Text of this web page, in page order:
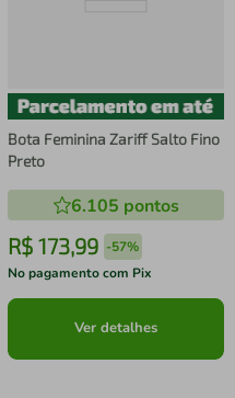
Bota Feminina Zariff Salto Fino
Preto
6.105 pontos
R$ 173,99 -57%
No pagamento com Pix
Ver detalhes